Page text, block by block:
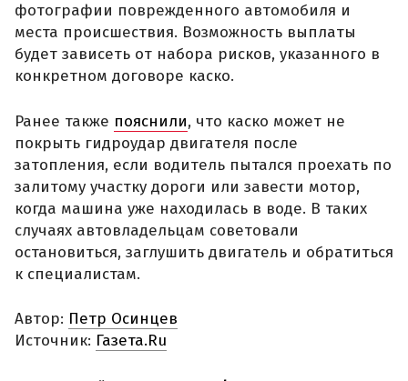
фотографии поврежденного автомобиля и
места происшествия. Возможность выплаты
будет зависеть от набора рисков, указанного в
конкретном договоре каско.
Ранее также пояснили, что каско может не
покрыть гидроудар двигателя после
затопления, если водитель пытался проехать по
залитому участку дороги или завести мотор,
когда машина уже находилась в воде. В таких
случаях автовладельцам советовали
остановиться, заглушить двигатель и обратиться
к специалистам.
Автор: Петр Осинцев
Источник: Газета.Ru